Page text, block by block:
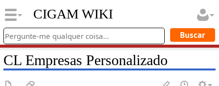
CIGAM WIKI
CL Empresas Personalizado